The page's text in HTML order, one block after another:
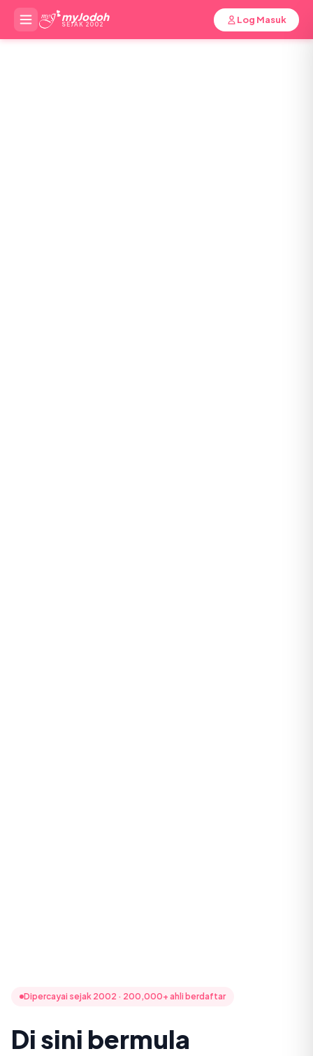
myJodoh
SEJAK 2002 Log Masuk
Dipercayai sejak 2002 · 200,000+ ahli berdaftar
Di sini bermula